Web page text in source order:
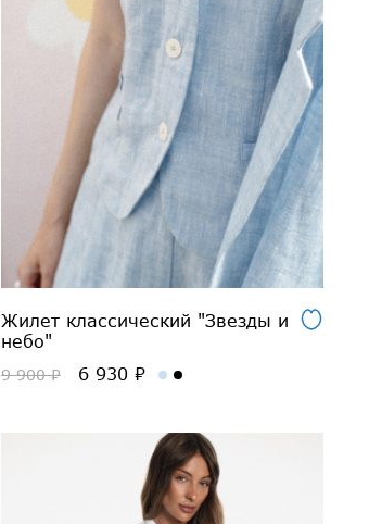
Жилет классический "Звезды и
небо"
9 900 ₽ 6 930 ₽